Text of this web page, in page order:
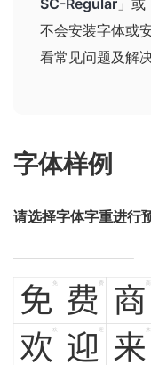
SC-Regular 」或
不会安装字体或
看常见问题及解
字体样例
请选择字体字重进行
免
免
费
费
商
商
欢
欢
迎
迎
来
来